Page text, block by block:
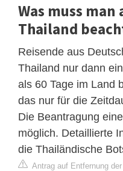
Was muss
Thailand
Reisende aus
Thailand nur dann
als 60 Tage im Land
das nur für die
Die Beantragung
möglich. Detaillierte
die Thailändische
Antrag auf Entfernung